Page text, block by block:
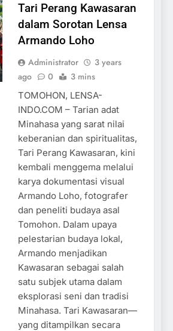
Tari Perang Kawasaran
dalam Sorotan Lensa
Armando Loho
Administrator
3 years
ago
0 3 mins
TOMOHON, LENSA-
INDO.COM – Tarian adat
Minahasa yang sarat nilai
keberanian dan spiritualitas,
Tari Perang Kawasaran, kini
kembali menggema melalui
karya dokumentasi visual
Armando Loho, fotografer
dan peneliti budaya asal
Tomohon. Dalam upaya
pelestarian budaya lokal,
Armando menjadikan
Kawasaran sebagai salah
satu subjek utama dalam
eksplorasi seni dan tradisi
Minahasa. Tari Kawasaran—
yang ditampilkan secara